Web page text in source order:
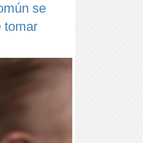
se
tomar